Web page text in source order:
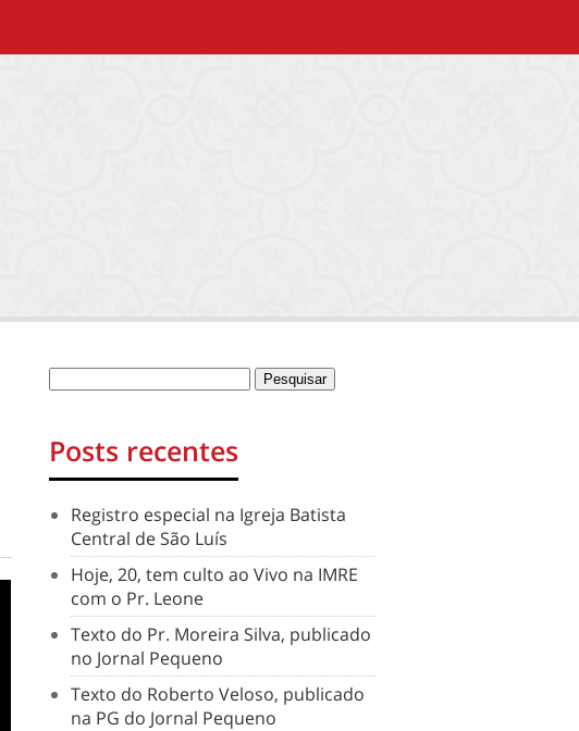
Posts recentes
Registro especial na Igreja Batista
Central de São Luís
Hoje, 20, tem culto ao Vivo na IMRE
com o Pr. Leone
Texto do Pr. Moreira Silva, publicado
no Jornal Pequeno
Texto do Roberto Veloso, publicado
na PG do Jornal Pequeno